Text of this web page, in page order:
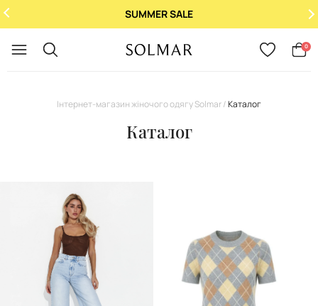
SUMMER SALE
0
Інтернет-магазин жіночого одягу Solmar Каталог
Каталог